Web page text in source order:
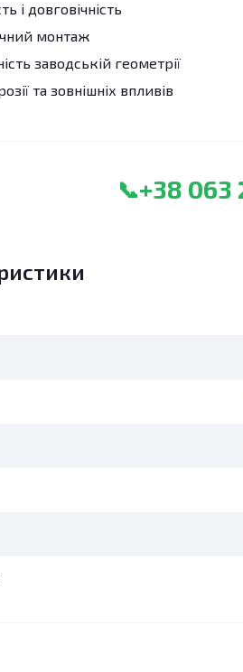
і довговічність
монтаж
заводській геометрії
та зовнішніх впливів
📞+38 063